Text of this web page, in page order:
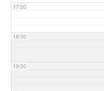
17:00
18:00
19:00